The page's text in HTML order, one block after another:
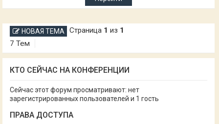
НОВАЯ ТЕМА
7 Тем
Страница 1 из 1
КТО СЕЙЧАС НА КОНФЕРЕНЦИИ
Сейчас этот форум просматривают: нет
зарегистрированных пользователей и 1 гость
ПРАВА ДОСТУПА